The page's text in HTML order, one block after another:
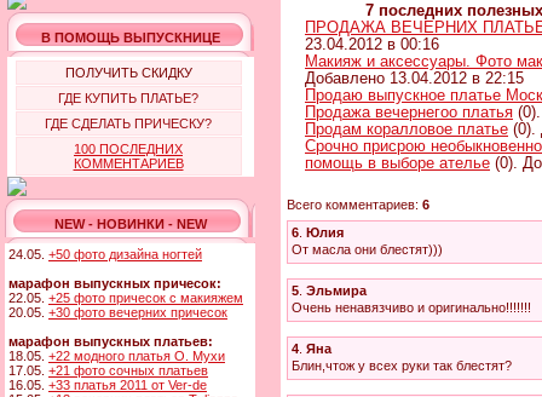
В ПОМОЩЬ ВЫПУСКНИЦЕ
ПОЛУЧИТЬ СКИДКУ
ГДЕ КУПИТЬ ПЛАТЬЕ?
ГДЕ СДЕЛАТЬ ПРИЧЕСКУ?
100 ПОСЛЕДНИХ
КОММЕНТАРИЕВ
NEW - НОВИНКИ - NEW
24.05. +50 фото дизайна ногтей
марафон выпускных причесок:
22.05. +25 фото причесок с макияжем
20.05. +30 фото вечерних причесок
марафон выпускных платьев:
18.05. +22 модного платья О. Мухи
17.05. +21 фото сочных платьев
16.05. +33 платья 2011 от Ver-de
7 последних
ПРОДАЖА ВЕЧЕРНИХ
23.04.2012 в 00:16
Макияж и аксессуары. Фото
Добавлено 13.04.2012 в 22:15
Продаю выпускное платье
Продажа вечернегоо платья
Продам коралловое платье (0).
Срочно присрою
помощь в выборе ателье (0).
Всего комментариев: 6
6 Юлия
От масла они блестят)))
5 Эльмира
Очень ненавязчиво и оригинально!!!!!!!
4 Яна
Блин,чтож у всех руки так блестят?